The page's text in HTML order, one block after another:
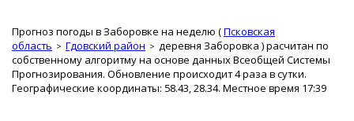
Прогноз погоды в Заборовке на неделю (Псковская
область
Гдовский район деревня Заборовка ) расчитан по
собственному алгоритму на основе данных Всеобщей Системы
Прогнозирования. Обновление происходит 4 раза в сутки.
Географические координаты: 58.43, 28.34. Местное время 17:39